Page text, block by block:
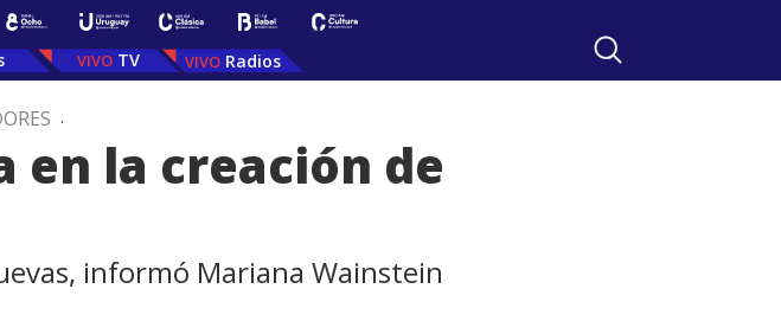
TV Radios
.
en la creación de
informó Mariana Wainstein